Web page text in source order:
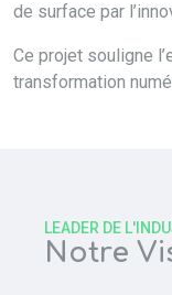
de surface par
Ce projet souligne
transformation
Notre
LEADER DE